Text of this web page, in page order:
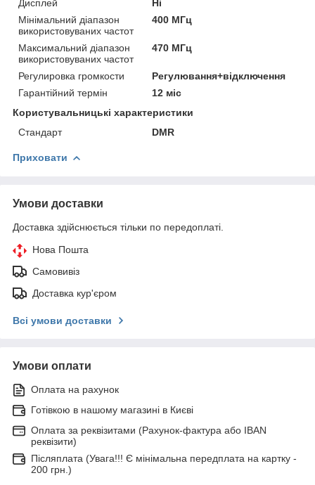
Дисплей
Ні
Мінімальний діапазон
використовуваних частот
400 МГц
Максимальний діапазон
використовуваних частот
470 МГц
Регулировка громкости
Регулювання+відключення
Гарантійний термін
12 міс
Користувальницькі характеристики
Стандарт
DMR
Приховати
Умови доставки
Доставка здійснюється тільки по передоплаті.
Нова Пошта
Самовивіз
Доставка кур'єром
Всі умови доставки
Умови оплати
Оплата на рахунок
Готівкою в нашому магазині в Києві
Оплата за реквізитами (Рахунок-фактура або IBAN
реквізити)
Післяплата (Увага!!! Є мінімальна передплата на картку -
200 грн.)